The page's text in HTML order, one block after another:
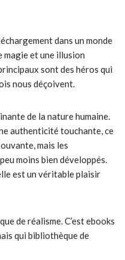
dans un monde
magie et une illusion
sont des héros qui
nous déçoivent.
de la nature humaine.
authenticité touchante, ce
mais les
moins bien développés.
est un véritable plaisir
de réalisme. C’est ebooks
qui bibliothèque de